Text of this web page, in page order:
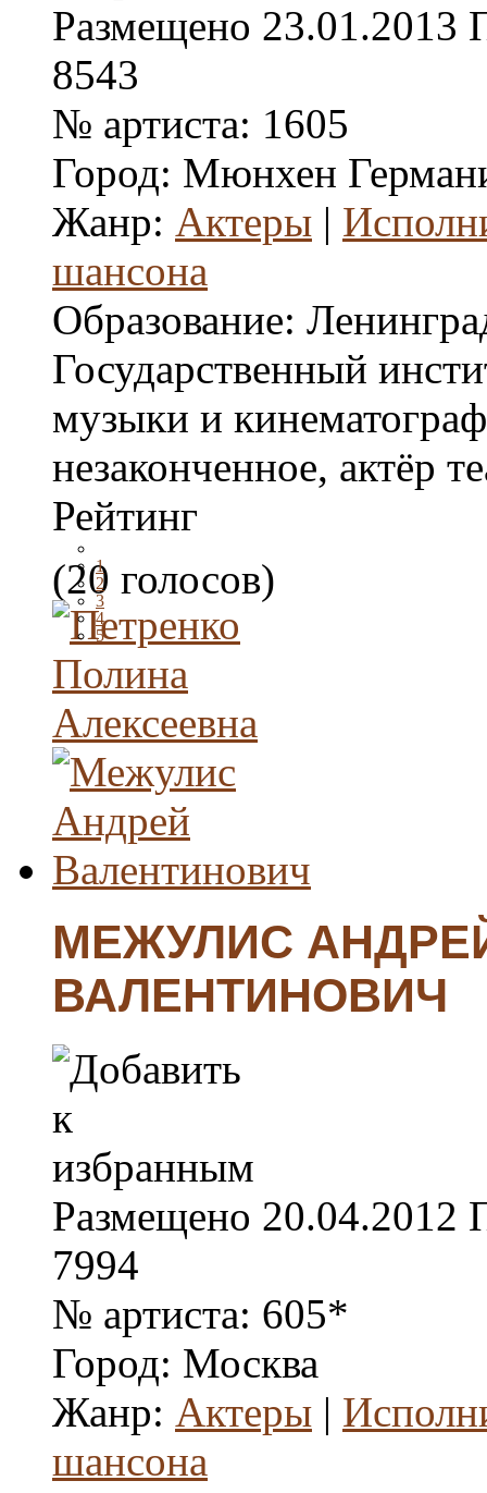
Размещено 23.01.2013
8543
№ артиста: 1605
Город: Мюнхен
Жанр: Актеры |
шансона
Образование:
Государственный
музыки и
незаконченное, актёр
Рейтинг
1
2
3
4
5
(20 голосов)
МЕЖУЛИС
ВАЛЕНТИНОВИЧ
Размещено 20.04.2012
7994
№ артиста: 605*
Город: Москва
Жанр: Актеры |
шансона